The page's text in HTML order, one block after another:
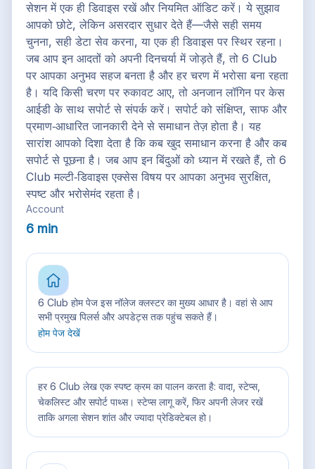
सेशन में एक ही डिवाइस रखें और नियमित ऑडिट करें। ये सुझाव
आपको छोटे, लेकिन असरदार सुधार देते हैं—जैसे सही समय
चुनना, सही डेटा सेव करना, या एक ही डिवाइस पर स्थिर रहना।
जब आप इन आदतों को अपनी दिनचर्या में जोड़ते हैं, तो 6 Club
पर आपका अनुभव सहज बनता है और हर चरण में भरोसा बना रहता
है। यदि किसी चरण पर रुकावट आए, तो अनजान लॉगिन पर केस
आईडी के साथ सपोर्ट से संपर्क करें। सपोर्ट को संक्षिप्त, साफ और
प्रमाण‑आधारित जानकारी देने से समाधान तेज़ होता है। यह
सारांश आपको दिशा देता है कि कब खुद समाधान करना है और कब
सपोर्ट से पूछना है। जब आप इन बिंदुओं को ध्यान में रखते हैं, तो 6
Club मल्टी‑डिवाइस एक्सेस विषय पर आपका अनुभव सुरक्षित,
स्पष्ट और भरोसेमंद रहता है।
Account
6 min
6 Club होम पेज इस नॉलेज क्लस्टर का मुख्य आधार है। वहां से आप
सभी प्रमुख पिलर्स और अपडेट्स तक पहुंच सकते हैं।
होम पेज देखें
हर 6 Club लेख एक स्पष्ट क्रम का पालन करता है: वादा, स्टेप्स,
चेकलिस्ट और सपोर्ट पाथ्स। स्टेप्स लागू करें, फिर अपनी लेजर रखें
ताकि अगला सेशन शांत और ज्यादा प्रेडिक्टेबल हो।